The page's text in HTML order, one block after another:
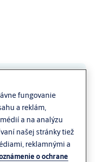
fungovanie
a reklám,
a na analýzu
našej stránky tiež
reklamnými a
o ochrane